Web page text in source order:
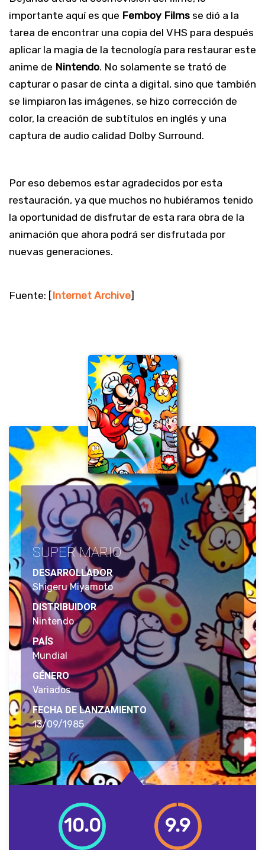
importante aquí es que Femboy Films se dió a la
tarea de encontrar una copia del VHS para después
aplicar la magia de la tecnología para restaurar este
anime de Nintendo. No solamente se trató de
capturar o pasar de cinta a digital, sino que también
se limpiaron las imágenes, se hizo corrección de
color, la creación de subtítulos en inglés y una
captura de audio calidad Dolby Surround.
Por eso debemos estar agradecidos por esta
restauración, ya que muchos no hubiéramos tenido
la oportunidad de disfrutar de esta rara obra de la
animación que ahora podrá ser disfrutada por
nuevas generaciones.
Fuente: [Internet Archive]
SUPER MARIO
DESARROLLADOR
Shigeru Miyamoto
DISTRIBUIDOR
Nintendo
PAÍS
Mundial
GÉNERO
Variados
FECHA DE LANZAMIENTO
13/09/1985
10.0 9.9